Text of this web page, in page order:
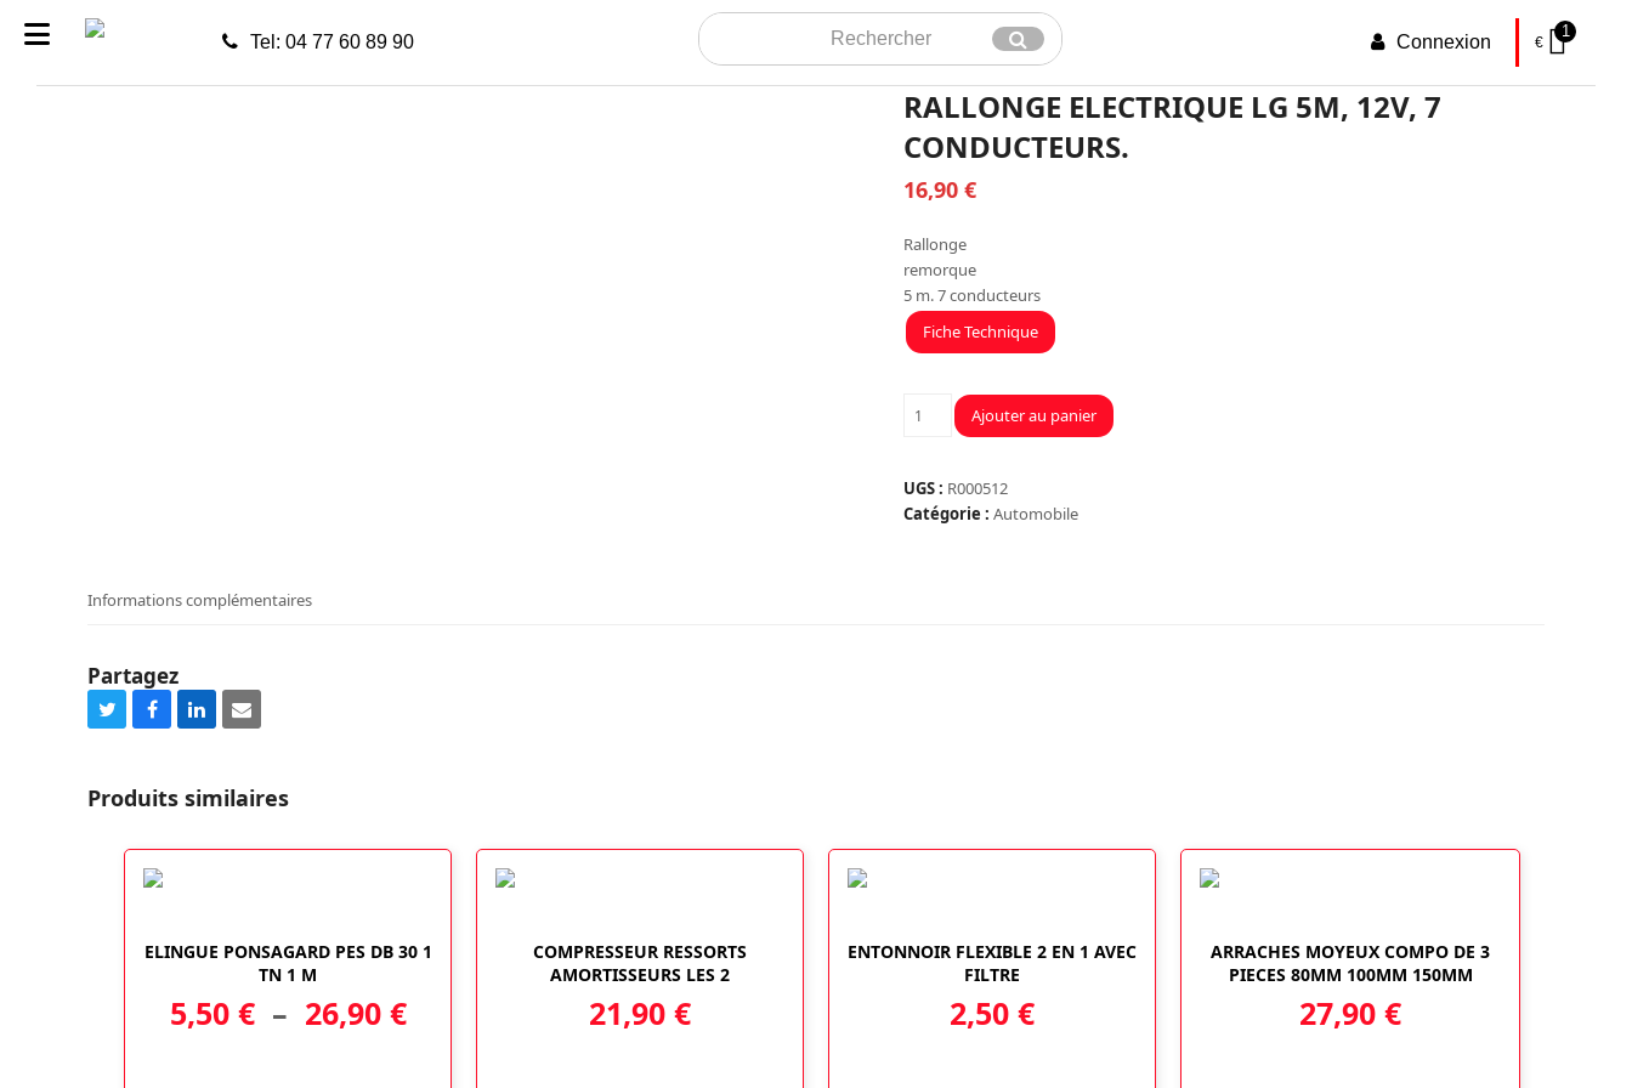
Tel: 04 77 60 89 90
Rechercher
Envoyer Connexion €
1
RALLONGE ELECTRIQUE LG 5M, 12V, 7
CONDUCTEURS.
16,90 €
Rallonge
remorque
5 m. 7 conducteurs
Fiche Technique
quantité
ELECTRIQUE
LG
Ajouter au panier
UGS : R000512
Catégorie : Automobile
Informations complémentaires
Partagez
Share
Twitter
Share
Facebook
Share
LinkedIn
Share
Email
Produits similaires
produit
a
plusieurs
variations.
ELINGUE PONSAGARD PES DB 30 1
TN 1 M
5,50 € – 26,90 €Plage
COMPRESSEUR RESSORTS
AMORTISSEURS LES 2
21,90 €
ENTONNOIR FLEXIBLE 2 EN 1 AVEC
FILTRE
2,50 €
ARRACHES MOYEUX COMPO DE 3
PIECES 80MM 100MM 150MM
27,90 €